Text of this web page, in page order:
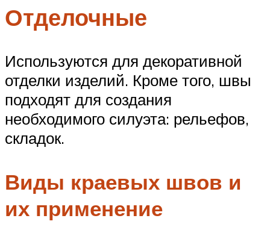
Отделочные
Используются для декоративной
отделки изделий. Кроме того, швы
подходят для создания
необходимого силуэта: рельефов,
складок.
Виды краевых швов и
их применение